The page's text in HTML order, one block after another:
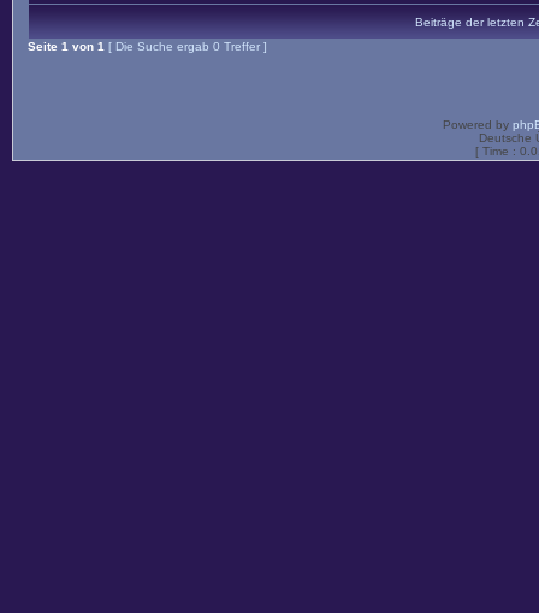
Beiträge der letzten
Seite 1 von 1 [ Die Suche ergab 0 Treffer ]
Powered by
Deutsche
[ Time :